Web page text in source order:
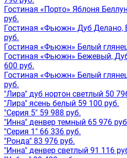
Гостиная «Порто» Яблоня
руб.
Гостиная «Фьюжн» Дуб Делано,
руб.
Гостиная «Фьюжн» Белый
Гостиная «Фьюжн» Бежевый,
600 руб.
Гостиная «Фьюжн» Белый
руб.
"Лира" дуб нортон светлый 50
"Лира" ясень белый 59 100 руб.
"Серия 5" 59 988 руб.
"Инна" денвер темный 65 976
"Серия 1" 66 336 руб.
"Ронда" 83 976 руб.
"Инна" денвер светлый 91 116